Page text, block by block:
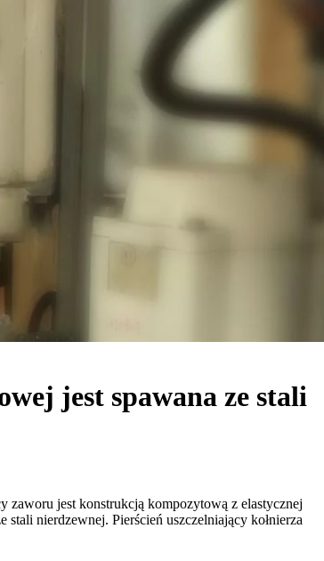
jest spawana ze stali
zaworu jest konstrukcją kompozytową z elastycznej
nierdzewnej. Pierścień uszczelniający kołnierza